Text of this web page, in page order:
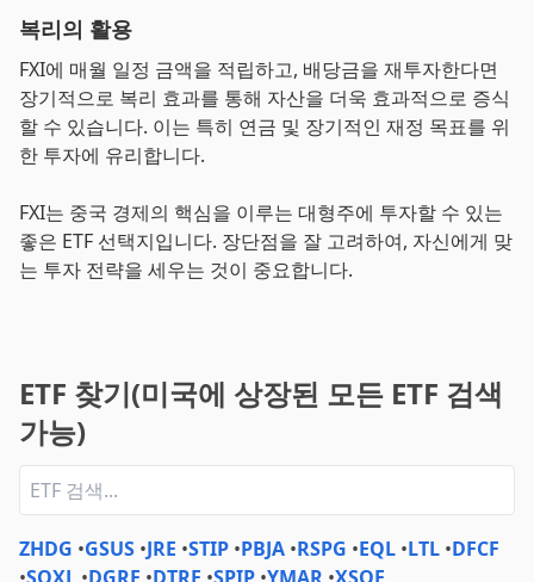
복리의 활용
FXI에 매월 일정 금액을 적립하고, 배당금을 재투자한다면
장기적으로 복리 효과를 통해 자산을 더욱 효과적으로 증식
할 수 있습니다. 이는 특히 연금 및 장기적인 재정 목표를 위
한 투자에 유리합니다.
FXI는 중국 경제의 핵심을 이루는 대형주에 투자할 수 있는
좋은 ETF 선택지입니다. 장단점을 잘 고려하여, 자신에게 맞
는 투자 전략을 세우는 것이 중요합니다.
ETF 찾기(미국에 상장된 모든 ETF 검색
가능)
ZHDG •GSUS •JRE •STIP •PBJA •RSPG •EQL •LTL •DFCF